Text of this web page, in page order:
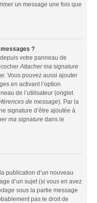
un message une fois que
?
votre panneau de
cocherAttacher ma signature
Vous pouvez aussi ajouter
en activant l’option
de l’utilisateur (onglet
de message). Par la
signature d’être ajoutée à
ma signature dans le
publication d’un nouveau
d’un sujet (si vous en avez
sous la partie message
pas le droit de